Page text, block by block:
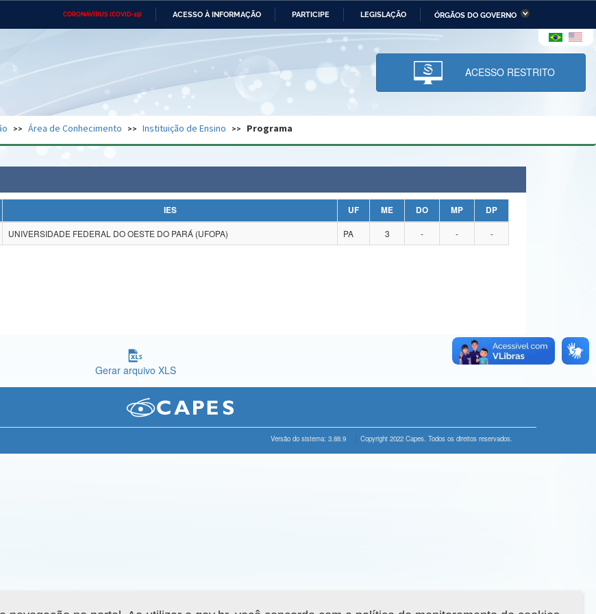
CORONAVÍRUS (COVID-19) ACESSO À INFORMAÇÃO PARTICIPE LEGISLAÇÃO ÓRGÃOS DO GOVERNO
Ministério das Relações Ministério da Economia Ministério da Infraestrutura
Ministério da Ciência,
Tecnologia, Inovações e
Comunicações
Ministério do Desenvolvimento
Regional e dos Direitos Humanos
Advocacia-Geral da União Banco Central do Brasil Planalto
ACESSO RESTRITO
Área de Conhecimento Instituição de Ensino Programa
IES UF ME DO MP
DP
UNIVERSIDADE FEDERAL DO OESTE DO PARÁ (UFOPA) PA 3 - - -
Gerar arquivo XLS
Versão do sistema: 3.88.9 Copyright 2022 Capes. Todos os direitos reservados.